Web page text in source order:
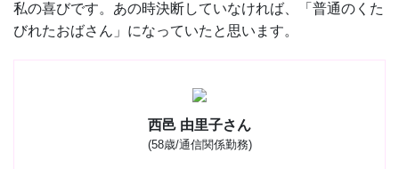
私の喜びです。あの時決断していなければ、「普通のくた
びれたおばさん」になっていたと思います。
西邑 由里子さん
(58歳/通信関係勤務)